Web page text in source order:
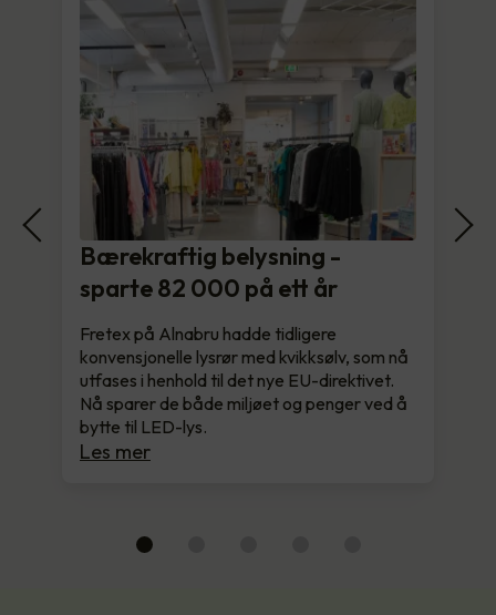
Bærekraftig belysning -
sparte 82 000 på ett år
Fretex på Alnabru hadde tidligere
konvensjonelle lysrør med kvikksølv, som nå
utfases i henhold til det nye EU-direktivet.
Nå sparer de både miljøet og penger ved å
bytte til LED-lys.
Les mer